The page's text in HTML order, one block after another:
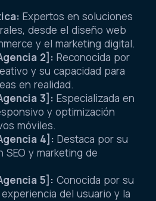
Expertos en soluciones
desde el diseño web
y el marketing digital.
2]: Reconocida por
y su capacidad para
en realidad.
3]: Especializada en
y optimización
móviles.
4]: Destaca por su
SEO y marketing de
5]: Conocida por su
del usuario y la